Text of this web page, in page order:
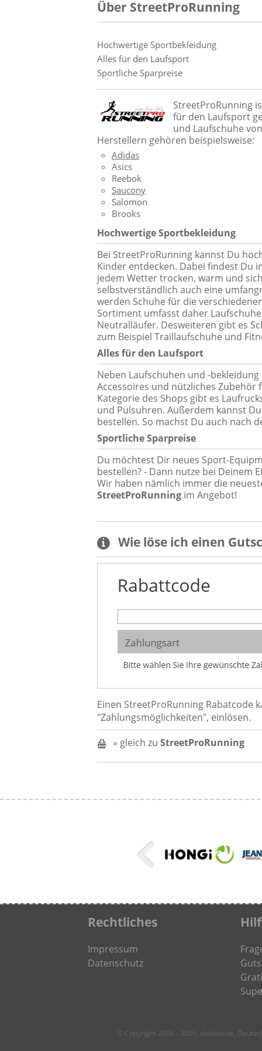
Über StreetProRunning
Hochwertige Sportbekleidung
Alles für den Laufsport
Sportliche Sparpreise
StreetProRunning
für den Laufsport
und Laufschuhe
Herstellern gehören beispielsweise:
Adidas
Asics
Reebok
Saucony
Salomon
Brooks
Hochwertige Sportbekleidung
Bei StreetProRunning kannst Du
Kinder entdecken. Dabei findest Du
jedem Wetter trocken, warm und
selbstverständlich auch eine
werden Schuhe für die
Sortiment umfasst daher
Neutralläufer. Desweiteren gibt es
zum Beispiel Traillaufschuhe und
Alles für den Laufsport
Neben Laufschuhen und -
Accessoires und nützliches Zubehör
Kategorie des Shops gibt es
und Pulsuhren. Außerdem kannst
bestellen. So machst Du auch nach
Sportliche Sparpreise
Du möchtest Dir neues Sport-
bestellen? - Dann nutze bei Deinem
Wir haben nämlich immer die
StreetProRunning im Angebot!
Wie löse ich einen
Einen StreetProRunning Rabatcode
"Zahlungsmöglichkeiten", einlösen.
» gleich zuStreetProRunning
Rechtliches
Impressum
Datenschutz
© Copyright 2008 - 2026, dealino.de,